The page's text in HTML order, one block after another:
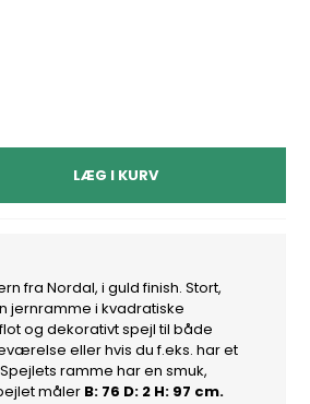
LÆG I KURV
fra Nordal, i guld finish. Stort,
jernramme i kvadratiske
og dekorativt spejl til både
eller hvis du f.eks. har et
ramme har en smuk,
måler B: 76 D: 2 H: 97 cm.